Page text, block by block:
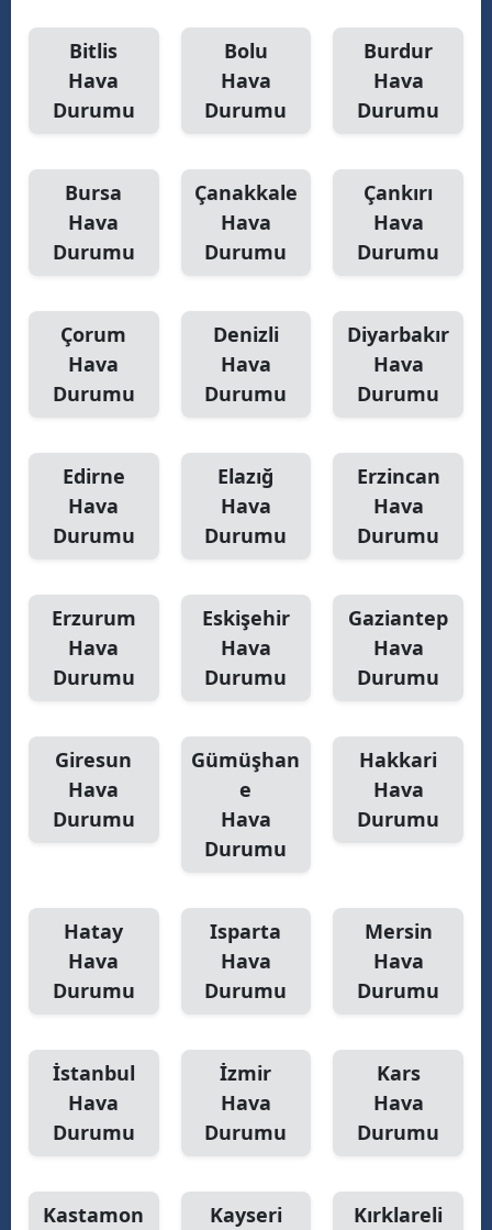
Bitlis
Hava
Durumu
Bolu
Hava
Durumu
Burdur
Hava
Durumu
Bursa
Hava
Durumu
Çanakkale
Hava
Durumu
Çankırı
Hava
Durumu
Çorum
Hava
Durumu
Denizli
Hava
Durumu
Diyarbakır
Hava
Durumu
Edirne
Hava
Durumu
Elazığ
Hava
Durumu
Erzincan
Hava
Durumu
Erzurum
Hava
Durumu
Eskişehir
Hava
Durumu
Gaziantep
Hava
Durumu
Giresun
Hava
Durumu
Gümüşhan
e
Hava
Durumu
Hakkari
Hava
Durumu
Hatay
Hava
Durumu
Isparta
Hava
Durumu
Mersin
Hava
Durumu
İstanbul
Hava
Durumu
İzmir
Hava
Durumu
Kars
Hava
Durumu
Kastamon
Kayseri
Kırklareli